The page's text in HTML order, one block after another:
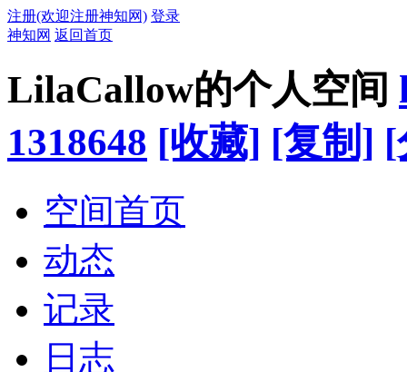
注册(欢迎注册神知网) 登录
神知网 返回首页
LilaCallow的个人空间
1318648 [收藏] [复制] [
空间首页
动态
记录
日志